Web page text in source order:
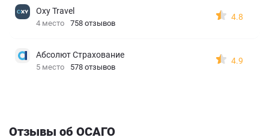
Oxy Travel
4 место 758 отзывов
4.8
Абсолют Страхование
5 место 578 отзывов
4.9
Отзывы об ОСАГО